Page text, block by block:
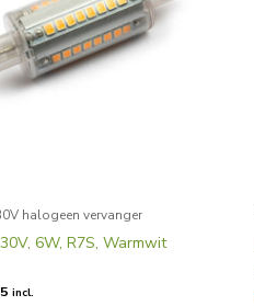
halogeen vervanger
6W, R7S, Warmwit
incl.